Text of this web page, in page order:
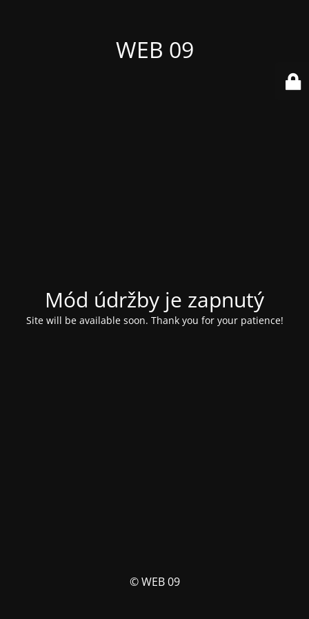
WEB 09
Mód údržby je zapnutý
Site will be available soon. Thank you for your patience!
© WEB 09